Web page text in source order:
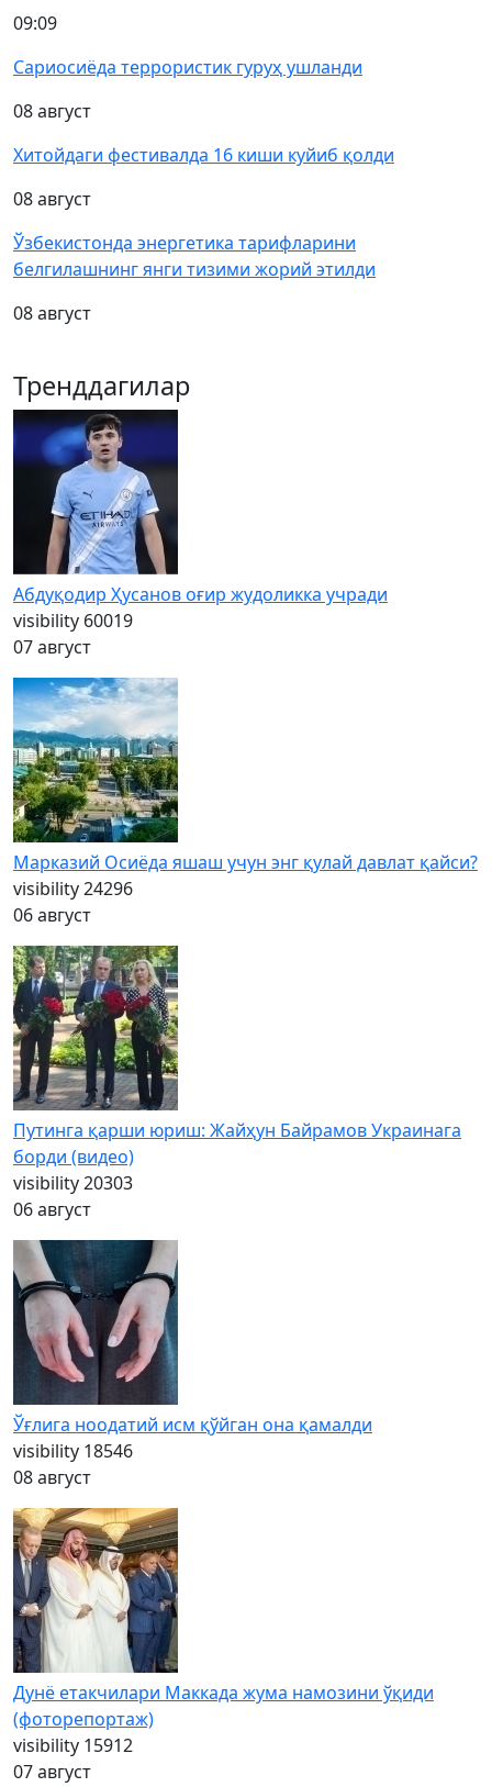
09:09
Сариосиёда террористик гуруҳ ушланди
08 август
Хитойдаги фестивалда 16 киши куйиб қолди
08 август
Ўзбекистонда энергетика тарифларини
белгилашнинг янги тизими жорий этилди
08 август
Тренддагилар
Абдуқодир Ҳусанов оғир жудоликка учради
visibility 60019
07 август
Марказий Осиёда яшаш учун энг қулай давлат қайси?
visibility24296
06 август
Путинга қарши юриш: Жайҳун Байрамов Украинага
борди (видео)
visibility20303
06 август
Ўғлига ноодатий исм қўйган она қамалди
visibility 18546
08 август
Дунё етакчилари Маккада жума намозини ўқиди
(фоторепортаж)
visibility 15912
07 август